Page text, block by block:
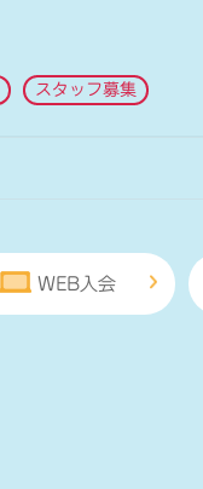
スタッフ募集
WEB入会